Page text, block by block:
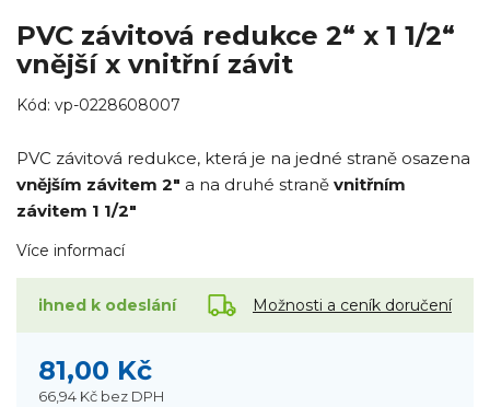
PVC závitová redukce 2“ x 1 1/2“
vnější x vnitřní závit
Kód: vp-0228608007
PVC závitová redukce, která je na jedné straně osazena
vnějším závitem 2" a na druhé straně vnitřním
závitem 1 1/2"
Více informací
ihned k odeslání Možnosti a ceník doručení
81,00 Kč
66,94 Kč bez DPH